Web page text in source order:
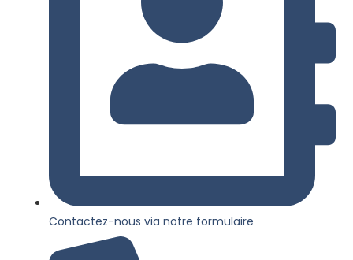
Contactez-nous via notre formulaire